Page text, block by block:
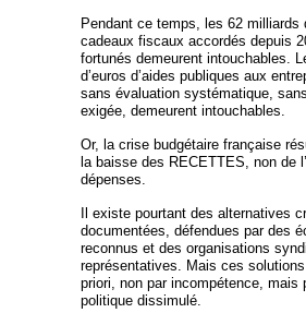
Pendant ce temps, les 62 milliards
cadeaux fiscaux accordés depuis
fortunés demeurent intouchables.
d’euros d’aides publiques aux
sans évaluation systématique,
exigée, demeurent intouchables.
Or, la crise budgétaire française
la baisse des RECETTES, non de
dépenses.
Il existe pourtant des alternatives
documentées, défendues par des
reconnus et des organisations
représentatives. Mais ces
priori, non par incompétence, mais
politique dissimulé.